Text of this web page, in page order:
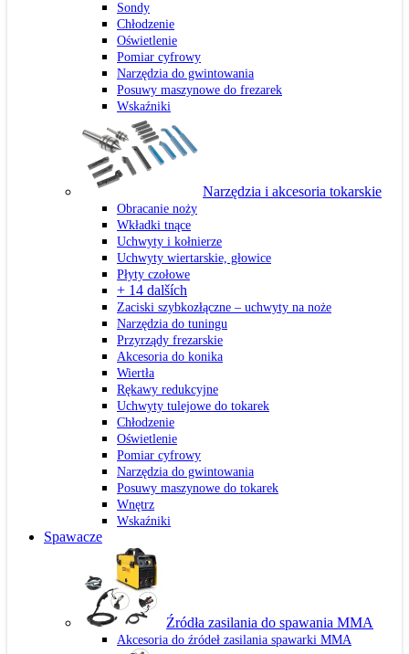
Sondy
Chłodzenie
Oświetlenie
Pomiar cyfrowy
Narzędzia do gwintowania
Posuwy maszynowe do frezarek
Wskaźniki
Narzędzia i akcesoria tokarskie
Obracanie noży
Wkładki tnące
Uchwyty i kołnierze
Uchwyty wiertarskie, głowice
Płyty czołowe
+ 14 dalších
Zaciski szybkozłączne – uchwyty na noże
Narzędzia do tuningu
Przyrządy frezarskie
Akcesoria do konika
Wiertła
Rękawy redukcyjne
Uchwyty tulejowe do tokarek
Chłodzenie
Oświetlenie
Pomiar cyfrowy
Narzędzia do gwintowania
Posuwy maszynowe do tokarek
Wnętrz
Wskaźniki
Spawacze
Źródła zasilania do spawania MMA
Akcesoria do źródeł zasilania spawarki MMA